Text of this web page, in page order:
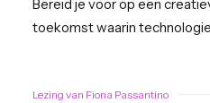
Bereid je voor op een
toekomst waarin
Lezing van Fiona Passantino